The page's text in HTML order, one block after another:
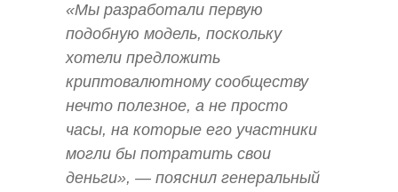
«Мы разработали первую
подобную модель, поскольку
хотели предложить
криптовалютному сообществу
нечто полезное, а не просто
часы, на которые его участники
могли бы потратить свои
деньги», — пояснил генеральный